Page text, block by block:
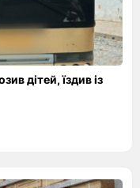
дітей, їздив із